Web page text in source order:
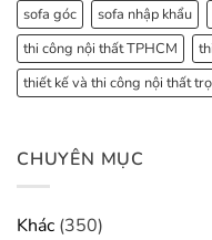
sofa góc
sofa nhập khẩu
thi công nội thất TPHCM
thiết kế và thi công nội thất
CHUYÊN MỤC
Khác (350)